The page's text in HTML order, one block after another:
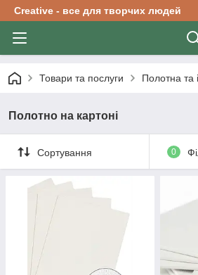
Creative - все для творчих людей
Товари та послуги Полотна та
Полотно на картоні
Сортування 0